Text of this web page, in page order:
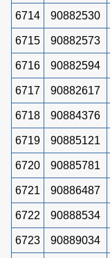
6714 90882530
6715 90882573
6716 90882594
6717 90882617
6718 90884376
6719 90885121
6720 90885781
6721 90886487
6722 90888534
6723 90889034